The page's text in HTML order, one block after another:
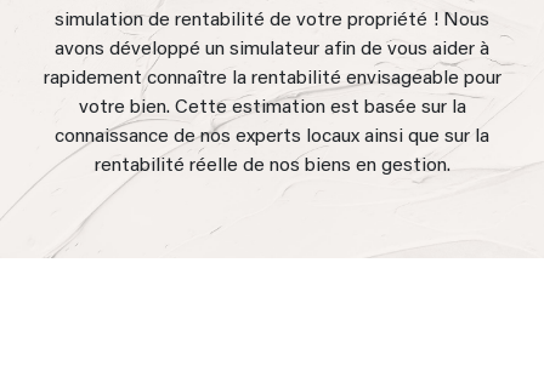
simulation de rentabilité de votre propriété ! Nous
avons développé un simulateur afin de vous aider à
rapidement connaître la rentabilité envisageable pour
votre bien. Cette estimation est basée sur la
connaissance de nos experts locaux ainsi que sur la
rentabilité réelle de nos biens en gestion.